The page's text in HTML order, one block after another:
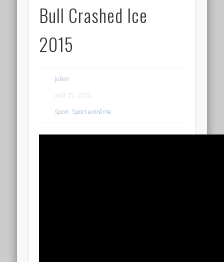
Bull Crashed Ice
2015
julien
août 25, 2020
Sport, Sport extrême